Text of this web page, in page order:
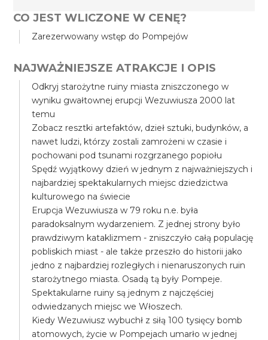
CO JEST WLICZONE W CENĘ?
Zarezerwowany wstęp do Pompejów
NAJWAŻNIEJSZE ATRAKCJE I OPIS
Odkryj starożytne ruiny miasta zniszczonego w
wyniku gwałtownej erupcji Wezuwiusza 2000 lat
temu
Zobacz resztki artefaktów, dzieł sztuki, budynków, a
nawet ludzi, którzy zostali zamrożeni w czasie i
pochowani pod tsunami rozgrzanego popiołu
Spędź wyjątkowy dzień w jednym z najważniejszych i
najbardziej spektakularnych miejsc dziedzictwa
kulturowego na świecie
Erupcja Wezuwiusza w 79 roku n.e. była
paradoksalnym wydarzeniem. Z jednej strony było
prawdziwym kataklizmem - zniszczyło całą populację
pobliskich miast - ale także przeszło do historii jako
jedno z najbardziej rozległych i nienaruszonych ruin
starożytnego miasta. Osadą tą były Pompeje.
Spektakularne ruiny są jednym z najczęściej
odwiedzanych miejsc we Włoszech.
Kiedy Wezuwiusz wybuchł z siłą 100 tysięcy bomb
atomowych, życie w Pompejach umarło w jednej